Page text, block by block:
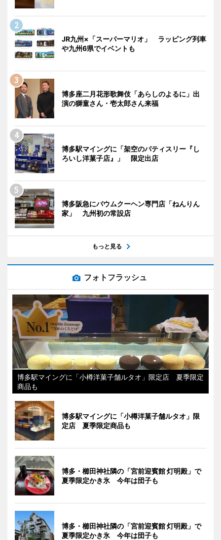
JR九州×「スーパーマリオ」 ラッピング列車
や九州6県でイベントも
博多座二月花形歌舞伎「あらしのよるに」出
演の獅童さん・壱太郎さん来福
博多駅マイングに「架空のパティスリー『し
ろいし洋菓子店』」 限定出店
博多阪急にバウムクーヘン専門店「ねんりん
家」 九州初の常設店
もっと見る
フォトフラッシュ
博多駅マイングに「小樽洋菓子舗ルタオ」限定店 夏季限定
商品も
博多駅マイングに「小樽洋菓子舗ルタオ」限
定店 夏季限定商品も
博多・櫛田神社隣の「宮前迎賓館 灯明殿」で
夏季限定かき氷 今年は団子も
博多・櫛田神社隣の「宮前迎賓館 灯明殿」で
夏季限定かき氷 今年は団子も